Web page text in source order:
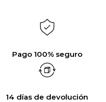
Pago 100% seguro
14 días de devolución